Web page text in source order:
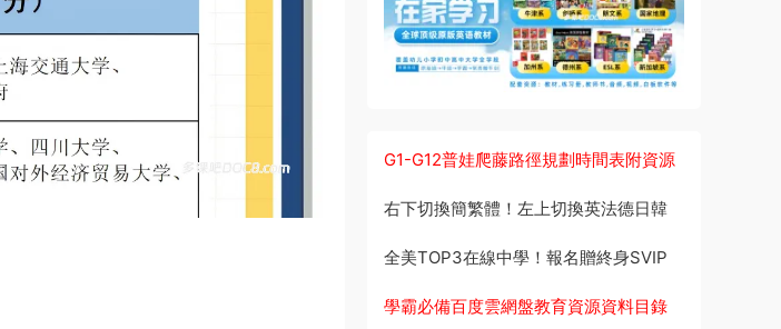
G1-G12普娃爬藤路徑規劃時間表附資源
右下切換簡繁體！左上切換英法德日韓
全美TOP3在線中學！報名贈終身SVIP
學霸必備百度雲網盤教育資源資料目錄